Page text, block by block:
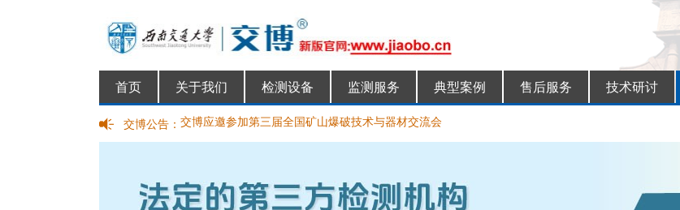
首页 关于我们 检测设备 监测服务 典型案例 售后服务 技术研讨
交博公告： 交博新增三份软件著作权，推动爆破安全监测与管理数字化
交博应邀参加第三届全国矿山爆破技术与器材交流会